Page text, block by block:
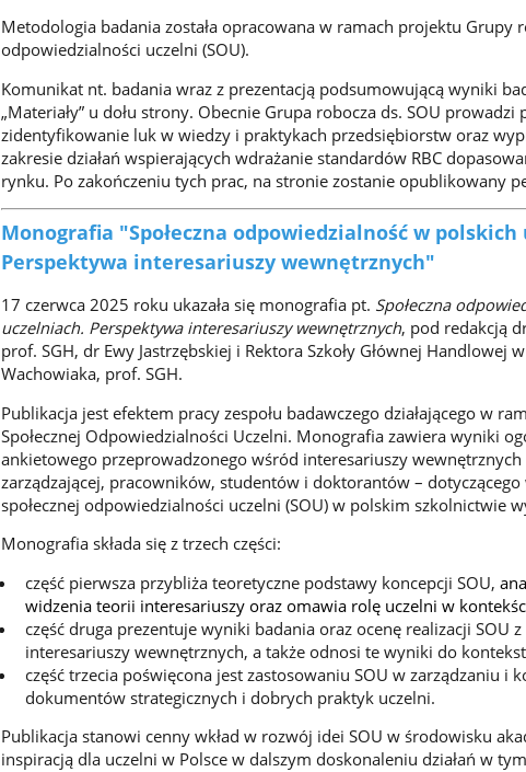
Metodologia badania została opracowana w ramach projektu Grupy
odpowiedzialności uczelni (SOU).
Komunikat nt. badania wraz z prezentacją podsumowującą wyniki
„Materiały” u dołu strony. Obecnie Grupa robocza ds. SOU
zidentyfikowanie luk w wiedzy i praktykach przedsiębiorstw oraz
zakresie działań wspierających wdrażanie standardów RBC
rynku. Po zakończeniu tych prac, na stronie zostanie opublikowany
Monografia "Społeczna odpowiedzialność w polskich
Perspektywa interesariuszy wewnętrznych"
17 czerwca 2025 roku ukazała się monografia pt. Społeczna
uczelniach. Perspektywa interesariuszy wewnętrznych, pod redakcją
prof. SGH, dr Ewy Jastrzębskiej i Rektora Szkoły Głównej Handlowej
Wachowiaka, prof. SGH.
Publikacja jest efektem pracy zespołu badawczego działającego w
Społecznej Odpowiedzialności Uczelni. Monografia zawiera wyniki
ankietowego przeprowadzonego wśród interesariuszy
zarządzającej, pracowników, studentów i doktorantów –
społecznej odpowiedzialności uczelni (SOU) w polskim szkolnictwie
Monografia składa się z trzech części:
część pierwsza przybliża teoretyczne podstawy koncepcji SOU,
widzenia teorii interesariuszy oraz omawia rolę uczelni w
część druga prezentuje wyniki badania oraz ocenę realizacji SOU
interesariuszy wewnętrznych, a także odnosi te wyniki do
część trzecia poświęcona jest zastosowaniu SOU w zarządzaniu i
dokumentów strategicznych i dobrych praktyk uczelni.
Publikacja stanowi cenny wkład w rozwój idei SOU w środowisku
inspiracją dla uczelni w Polsce w dalszym doskonaleniu działań w